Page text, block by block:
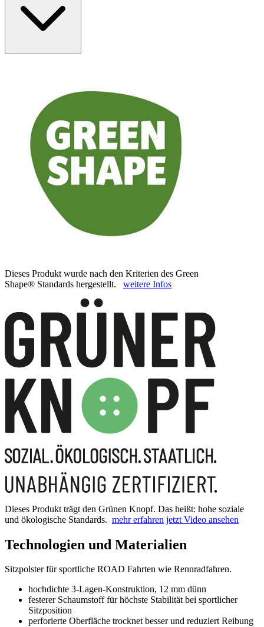
Dieses Produkt wurde nach den Kriterien des Green
Shape® Standards hergestellt. weitere Infos
Dieses Produkt trägt den Grünen Knopf. Das heißt: hohe soziale
und ökologische Standards. mehr erfahren jetzt Video ansehen
Technologien und Materialien
Sitzpolster für sportliche ROAD Fahrten wie Rennradfahren.
hochdichte 3-Lagen-Konstruktion, 12 mm dünn
festerer Schaumstoff für höchste Stabilität bei sportlicher
Sitzposition
perforierte Oberfläche trocknet besser und reduziert Reibung